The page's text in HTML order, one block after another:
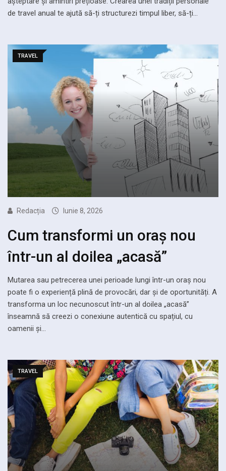
de travel anual te ajută să-ți structurezi timpul liber, să-ți…
TRAVEL
Redacția Iunie 8, 2026
Cum transformi un oraș nou
într-un al doilea „acasă”
Mutarea sau petrecerea unei perioade lungi într-un oraș nou
poate fi o experiență plină de provocări, dar și de oportunități. A
transforma un loc necunoscut într-un al doilea „acasă”
înseamnă să creezi o conexiune autentică cu spațiul, cu
oamenii și…
TRAVEL